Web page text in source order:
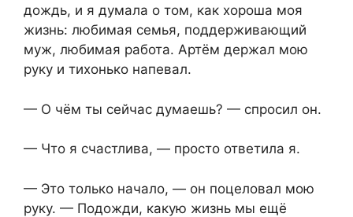
дождь, и я думала о том, как хороша моя
жизнь: любимая семья, поддерживающий
муж, любимая работа. Артём держал мою
руку и тихонько напевал.
— О чём ты сейчас думаешь? — спросил он.
— Что я счастлива, — просто ответила я.
— Это только начало, — он поцеловал мою
руку. — Подожди, какую жизнь мы ещё